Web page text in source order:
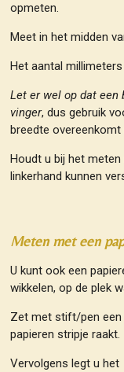
opmeten.
Meet in het midden
Het aantal
Let er wel op dat een
vinger, dus gebruik
breedte
Houdt u bij het
linkerhand kunnen
Meten met een
U kunt ook een
wikkelen, op de plek
Zet met stift/pen een
papieren stripje raakt.
Vervolgens legt u